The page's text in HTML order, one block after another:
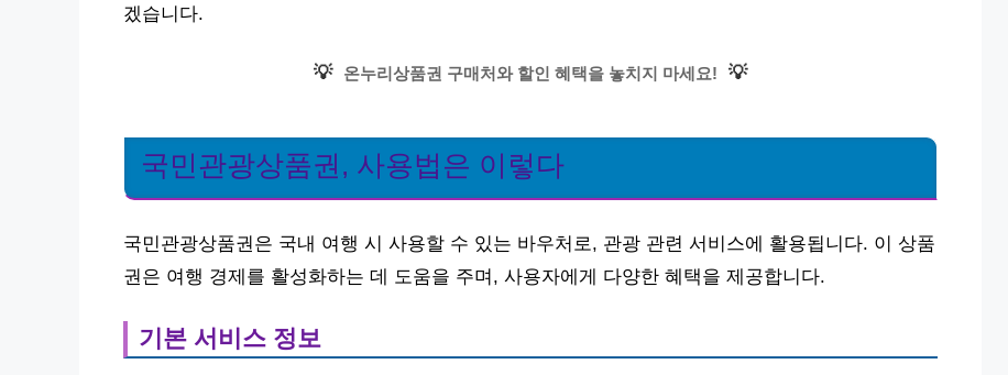
겠습니다.
💡 온누리상품권 구매처와 할인 혜택을 놓치지 마세요! 💡
국민관광상품권, 사용법은 이렇다
국민관광상품권은 국내 여행 시 사용할 수 있는 바우처로, 관광 관련 서비스에 활용됩니다. 이 상품
권은 여행 경제를 활성화하는 데 도움을 주며, 사용자에게 다양한 혜택을 제공합니다.
기본 서비스 정보